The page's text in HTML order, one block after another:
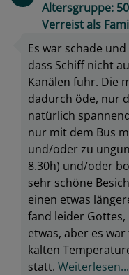
Altersgruppe:
Verreist als
Es war schade
dass Schiff nicht
Kanälen fuhr. Die
dadurch öde, nur
natürlich
nur mit dem Bus
und/oder zu
8.30h) und/oder
sehr schöne
einen etwas
fand leider
etwas, aber es
kalten
statt. Weiterlesen...